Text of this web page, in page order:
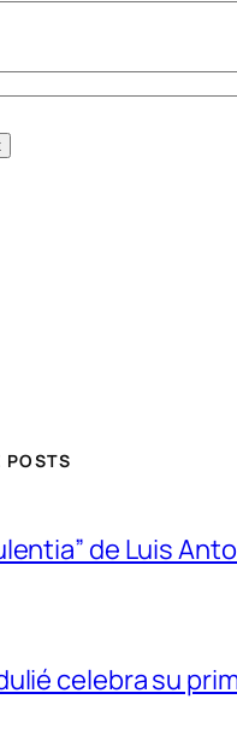
POSTS
de Luis
celebra su